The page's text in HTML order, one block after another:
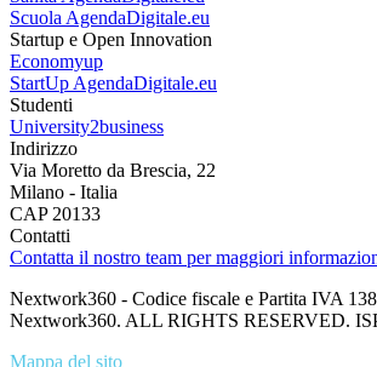
TurismoAgendaDigitale.eu
PA
CittadinanzaAgendaDigitale.eu
PA Digitale
SanitàAgendaDigitale.eu
ScuolaAgendaDigitale.eu
Startup e Open Innovation
Economyup
StartUpAgendaDigitale.eu
Studenti
University2business
Indirizzo
Via Moretto da Brescia, 22
Milano - Italia
CAP 20133
Contatti
Contatta il nostro team per maggiori informazioni